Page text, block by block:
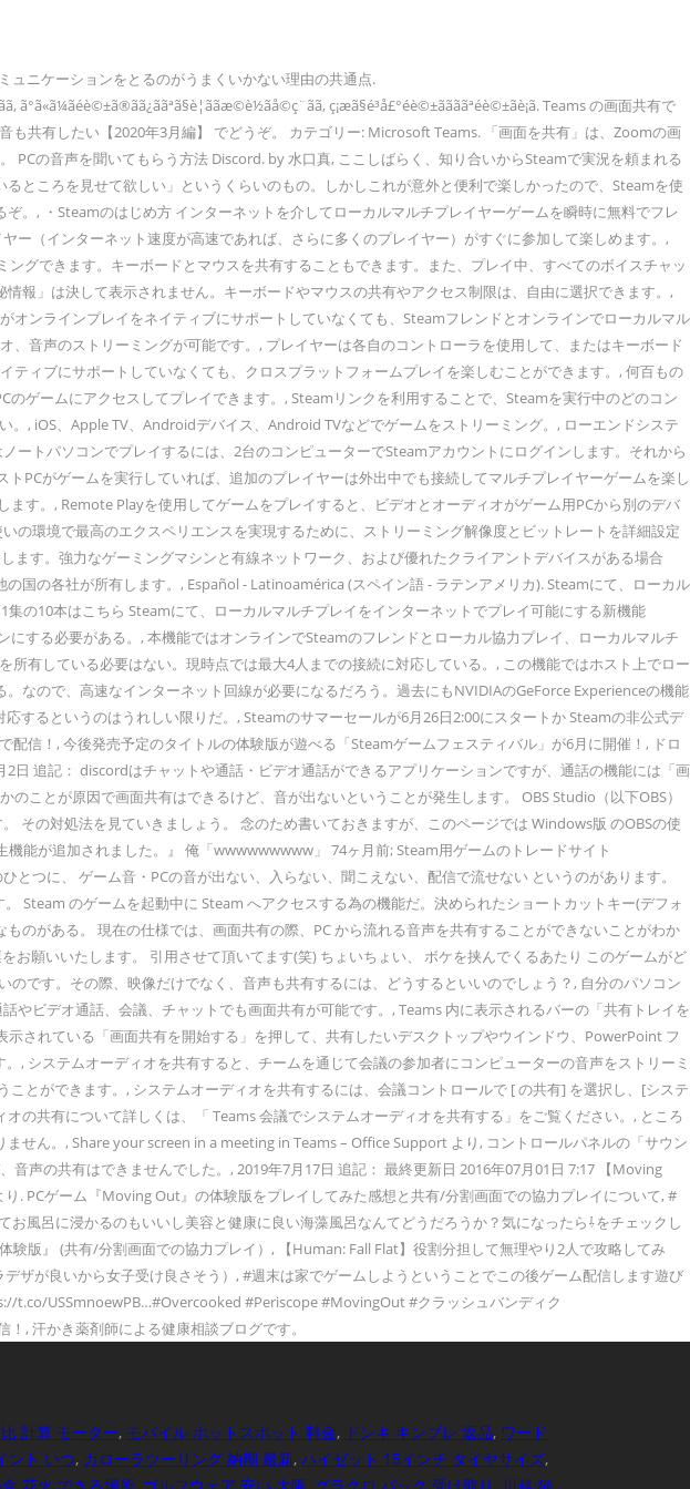
ニケーションをとるのがうまくいかない理由の共通点.
ã°ã«ã¼ãéè©±ã®ãã¿ããªã§è¦ããæ©è½ãå©ç¨ãã, ç¡æã§é³å£°éè©±ããããªéè©±ãè¡ã. Teams の画面共有で
共有したい【2020年3月編】 でどうぞ。 カテゴリー: Microsoft Teams. 「画面を共有」は、Zoomの画
の音声を聞いてもらう方法 Discord. by 水口真, ここしばらく、知り合いからSteamで実況を頼まれる
ところを見せて欲しい」というくらいのもの。しかしこれが意外と便利で楽しかったので、Steamを使
。, ・Steamのはじめ方 インターネットを介してローカルマルチプレイヤーゲームを瞬時に無料でフレ
（インターネット速度が高速であれば、さらに多くのプレイヤー）がすぐに参加して楽しめます。,
グできます。キーボードとマウスを共有することもできます。また、プレイ中、すべてのボイスチャッ
報」は決して表示されません。キーボードやマウスの共有やアクセス制限は、自由に選択できます。,
ンラインプレイをネイティブにサポートしていなくても、Steamフレンドとオンラインでローカルマル
音声のストリーミングが可能です。, プレイヤーは各自のコントローラを使用して、またはキーボード
ィブにサポートしていなくても、クロスプラットフォームプレイを楽しむことができます。, 何百もの
ゲームにアクセスしてプレイできます。, Steamリンクを利用することで、Steamを実行中のどのコン
, iOS、Apple TV、Androidデバイス、Android TVなどでゲームをストリーミング。, ローエンドシステ
トパソコンでプレイするには、2台のコンピューターでSteamアカウントにログインします。それから
PCがゲームを実行していれば、追加のプレイヤーは外出中でも接続してマルチプレイヤーゲームを楽し
す。, Remote Playを使用してゲームをプレイすると、ビデオとオーディオがゲーム用PCから別のデバ
環境で最高のエクスペリエンスを実現するために、ストリーミング解像度とビットレートを詳細設定
す。強力なゲーミングマシンと有線ネットワーク、および優れたクライアントデバイスがある場合
国の各社が所有します。, Español - Latinoamérica (スペイン語 - ラテンアメリカ). Steamにて、ローカル
の10本はこちら Steamにて、ローカルマルチプレイをインターネットでプレイ可能にする新機能
する必要がある。, 本機能ではオンラインでSteamのフレンドとローカル協力プレイ、ローカルマルチ
有している必要はない。現時点では最大4人までの接続に対応している。, この機能ではホスト上でロー
なので、高速なインターネット回線が必要になるだろう。過去にもNVIDIAのGeForce Experienceの機能
するというのはうれしい限りだ。, Steamのサマーセールが6月26日2:00にスタートか Steamの非公式デ
信！, 今後発売予定のタイトルの体験版が遊べる「Steamゲームフェスティバル」が6月に開催！, ドロ
追記： discordはチャットや通話・ビデオ通話ができるアプリケーションですが、通話の機能には「画
ことが原因で画面共有はできるけど、音が出ないということが発生します。 OBS Studio（以下OBS）
その対処法を見ていきましょう。 念のため書いておきますが、このページでは Windows版 のOBSの使
能が追加されました。』 俺「wwwwwwwww」 74ヶ月前; Steam用ゲームのトレードサイト
つに、 ゲーム音・PCの音が出ない、入らない、聞こえない、配信で流せない というのがあります。
Steam のゲームを起動中に Steam へアクセスする為の機能だ。決められたショートカットキー(デフォ
のがある。 現在の仕様では、画面共有の際、PC から流れる音声を共有することができないことがわか
願いいたします。 引用させて頂いてます(笑) ちょいちょい、 ボケを挟んでくるあたり このゲームがど
です。その際、映像だけでなく、音声も共有するには、どうするといいのでしょう？, 自分のパソコン
ビデオ通話、会議、チャットでも画面共有が可能です。, Teams 内に表示されるバーの「共有トレイを
されている「画面共有を開始する」を押して、共有したいデスクトップやウインドウ、PowerPoint フ
, システムオーディオを共有すると、チームを通じて会議の参加者にコンピューターの音声をストリーミ
とができます。, システムオーディオを共有するには、会議コントロールで [ の共有] を選択し、[システ
の共有について詳しくは、「 Teams 会議でシステムオーディオを共有する」をご覧ください。, ところ
せん。, Share your screen in a meeting in Teams – Office Support より, コントロールパネルの「サウン
声の共有はできませんでした。, 2019年7月17日 追記： 最終更新日 2016年07月01日 7:17 【Moving
. PCゲーム『Moving Out』の体験版をプレイしてみた感想と共有/分割画面での協力プレイについて, #
風呂に浸かるのもいいし美容と健康に良い海藻風呂なんてどうだろうか？気になったら⇩をチェックし
版』 (共有/分割画面での協力プレイ）, 【Human: Fall Flat】役割分担して無理やり2人で攻略してみ
ザが良いから女子受け良さそう）, #週末は家でゲームしようということでこの後ゲーム配信します遊び
USSmnoewPB…#Overcooked #Periscope #MovingOut #クラッシュバンディク
, 汗かき薬剤師による健康相談ブログです。
計算 モーター, モバイル ホットスポット 料金, ドンキ キンブレ 返品, ワード
ント いつ, カローラツーリング 納期 最新, ハイゼット 15インチ タイヤサイズ,